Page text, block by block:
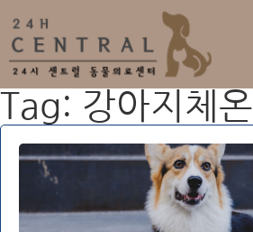
Tag: 강아지체온